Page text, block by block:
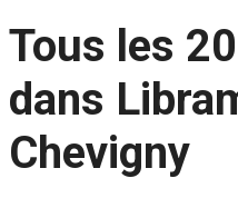
Tous les
dans
Chevigny